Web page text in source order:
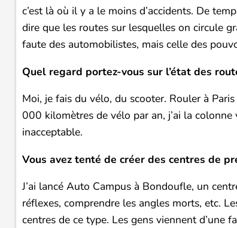
c’est là où il y a le moins d’accidents. De
dire que les routes sur lesquelles on circule
faute des automobilistes, mais celle des
Quel regard portez-vous sur l’état des
Moi, je fais du vélo, du scooter. Rouler à
000 kilomètres de vélo par an, j’ai la colonne
inacceptable.
Vous avez tenté de créer des centres de
J’ai lancé Auto Campus à Bondoufle, un
réflexes, comprendre les angles morts, etc.
centres de ce type. Les gens viennent